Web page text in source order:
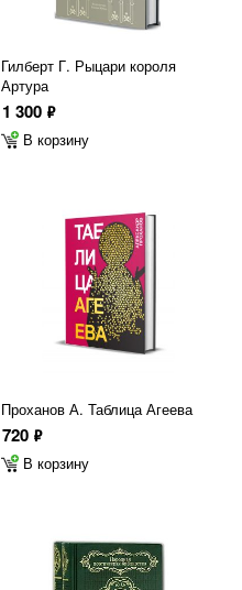
Гилберт Г. Рыцари короля
Артура
1 300 ф
В корзину
Проханов А. Таблица Агеева
720 ф
В корзину